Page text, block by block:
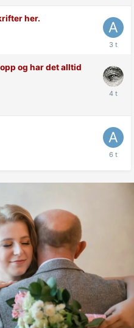
her.
og har det alltid